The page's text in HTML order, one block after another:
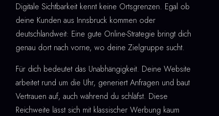
Digitale Sichtbarkeit kennt keine Ortsgrenzen. Egal ob
deine Kunden aus Innsbruck kommen oder
deutschlandweit: Eine gute Online-Strategie bringt dich
genau dort nach vorne, wo deine Zielgruppe sucht.
Für dich bedeutet das Unabhängigkeit. Deine Website
arbeitet rund um die Uhr, generiert Anfragen und baut
Vertrauen auf, auch während du schläfst. Diese
Reichweite lässt sich mit klassischer Werbung kaum